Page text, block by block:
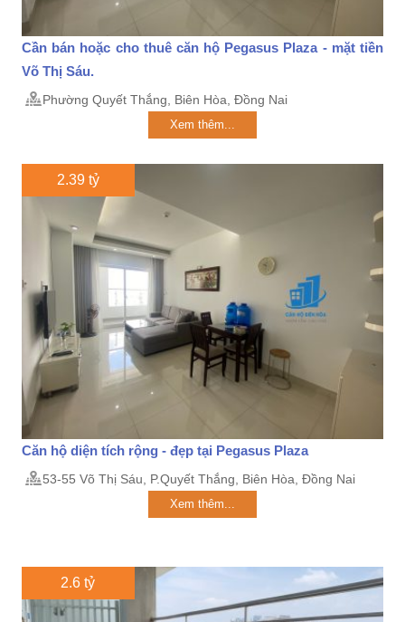
Cần bán hoặc cho thuê căn hộ Pegasus Plaza - mặt tiền
Võ Thị Sáu.
Phường Quyết Thắng, Biên Hòa, Đồng Nai
Xem thêm...
2.39 tỷ
Căn hộ diện tích rộng - đẹp tại Pegasus Plaza
53-55 Võ Thị Sáu, P.Quyết Thắng, Biên Hòa, Đồng Nai
Xem thêm...
2.6 tỷ